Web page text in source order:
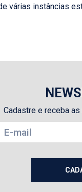
várias instâncias
Cadastre e receba